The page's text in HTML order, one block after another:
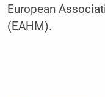
European
(EAHM).